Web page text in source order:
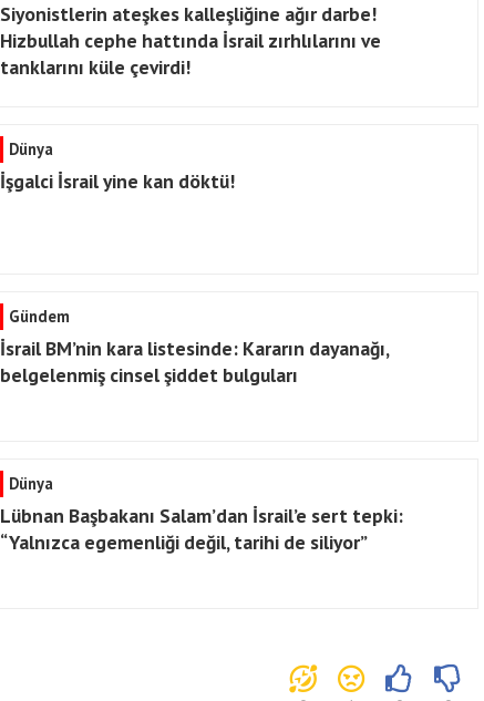
Siyonistlerin ateşkes kalleşliğine ağır darbe!
Hizbullah cephe hattında İsrail zırhlılarını ve
tanklarını küle çevirdi!
Dünya
İşgalci İsrail yine kan döktü!
Gündem
İsrail BM’nin kara listesinde: Kararın dayanağı,
belgelenmiş cinsel şiddet bulguları
Dünya
Lübnan Başbakanı Salam’dan İsrail’e sert tepki:
“Yalnızca egemenliği değil, tarihi de siliyor”